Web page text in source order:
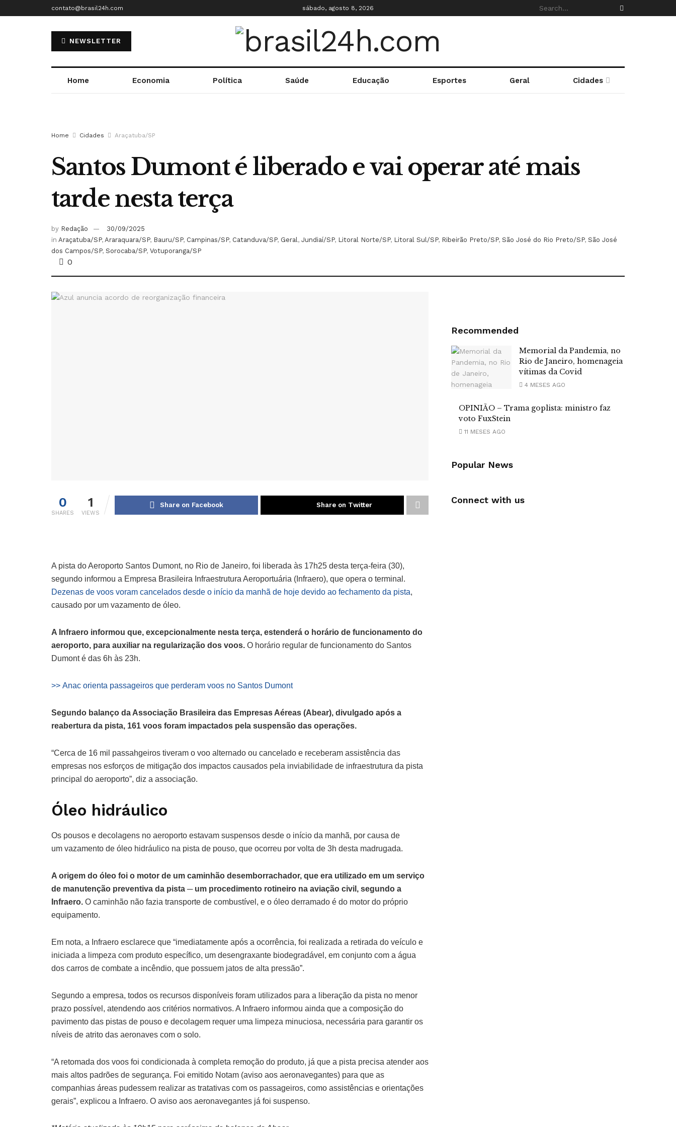
contato@brasil24h.com sábado, agosto 8, 2026
NEWSLETTER
Home Economia Política Saúde Educação Esportes Geral Cidades
Home Cidades Araçatuba/SP
Santos Dumont é liberado e vai operar até mais
tarde nesta terça
by Redação
30/09/2025
in Araçatuba/SP, Araraquara/SP, Bauru/SP, Campinas/SP, Catanduva/SP, Geral, Jundiaí/SP, Litoral Norte/SP, Litoral Sul/SP, Ribeirão Preto/SP, São José do Rio Preto/SP, São José
dos Campos/SP, Sorocaba/SP, Votuporanga/SP
0
0
SHARES
1
VIEWS
Share on Facebook Share on Twitter
A pista do Aeroporto Santos Dumont, no Rio de Janeiro, foi liberada às 17h25 desta terça-feira (30),
segundo informou a Empresa Brasileira Infraestrutura Aeroportuária (Infraero), que opera o terminal.
Dezenas de voos voram cancelados desde o início da manhã de hoje devido ao fechamento da pista,
causado por um vazamento de óleo.
A Infraero informou que, excepcionalmente nesta terça, estenderá o horário de funcionamento do
aeroporto, para auxiliar na regularização dos voos. O horário regular de funcionamento do Santos
Dumont é das 6h às 23h.
>> Anac orienta passageiros que perderam voos no Santos Dumont
Segundo balanço da Associação Brasileira das Empresas Aéreas (Abear), divulgado após a
reabertura da pista, 161 voos foram impactados pela suspensão das operações.
“Cerca de 16 mil passahgeiros tiveram o voo alternado ou cancelado e receberam assistência das
empresas nos esforços de mitigação dos impactos causados pela inviabilidade de infraestrutura da pista
principal do aeroporto”, diz a associação.
Óleo hidráulico
Os pousos e decolagens no aeroporto estavam suspensos desde o início da manhã, por causa de
um vazamento de óleo hidráulico na pista de pouso, que ocorreu por volta de 3h desta madrugada.
A origem do óleo foi o motor de um caminhão desemborrachador, que era utilizado em um serviço
de manutenção preventiva da pista ─ um procedimento rotineiro na aviação civil, segundo a
Infraero. O caminhão não fazia transporte de combustível, e o óleo derramado é do motor do próprio
equipamento.
Em nota, a Infraero esclarece que “imediatamente após a ocorrência, foi realizada a retirada do veículo e
iniciada a limpeza com produto específico, um desengraxante biodegradável, em conjunto com a água
dos carros de combate a incêndio, que possuem jatos de alta pressão”.
Segundo a empresa, todos os recursos disponíveis foram utilizados para a liberação da pista no menor
prazo possível, atendendo aos critérios normativos. A Infraero informou ainda que a composição do
pavimento das pistas de pouso e decolagem requer uma limpeza minuciosa, necessária para garantir os
níveis de atrito das aeronaves com o solo.
“A retomada dos voos foi condicionada à completa remoção do produto, já que a pista precisa atender aos
mais altos padrões de segurança. Foi emitido Notam (aviso aos aeronavegantes) para que as
companhias áreas pudessem realizar as tratativas com os passageiros, como assistências e orientações
gerais”, explicou a Infraero. O aviso aos aeronavegantes já foi suspenso.
Recommended
Memorial da Pandemia, no
Rio de Janeiro, homenageia
vítimas da Covid
4 MESES AGO
OPINIÃO – Trama goplista: ministro faz
voto FuxStein
11 MESES AGO
Popular News
Connect with us